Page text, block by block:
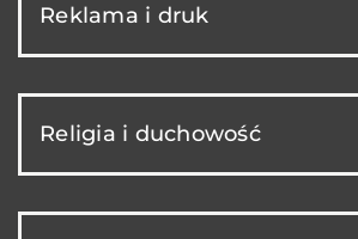
Reklama i druk
Religia i duchowość